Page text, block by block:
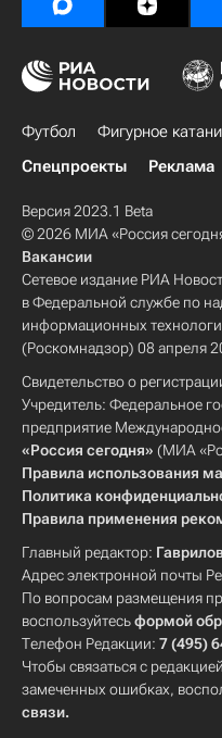
Футбол Фигурное
Спецпроекты
Реклама
Версия 2023.1 Beta
© 2026 МИА «Россия
Вакансии
Сетевое издание РИА
в Федеральной службе по
информационных
(Роскомнадзор) 08 апреля
Свидетельство о
Учредитель: Федеральное
предприятие
«Россия сегодня» (МИА
Правила использования
Политика
Правила применения
Главный редактор:
Адрес электронной почты
По вопросам размещения
воспользуйтесьформой
Телефон Редакции: 7 (495)
Чтобы связаться с
замеченных ошибках,
связи.